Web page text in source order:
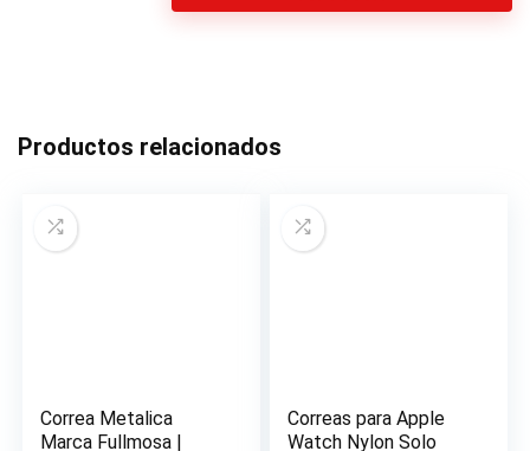
Productos relacionados
Correa Metalica
Marca Fullmosa |
Correas para Apple
Watch Nylon Solo